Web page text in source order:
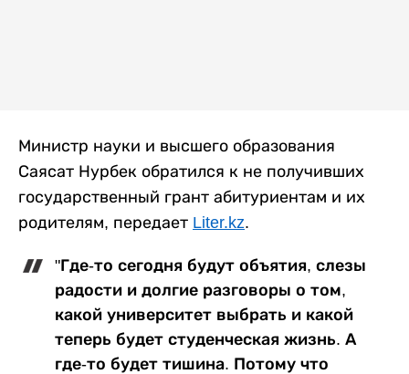
Министр науки и высшего образования
Саясат Нурбек обратился к не получивших
государственный грант абитуриентам и их
родителям, передает Liter.kz.
"Где-то сегодня будут объятия, слезы
радости и долгие разговоры о том,
какой университет выбрать и какой
теперь будет студенческая жизнь. А
где-то будет тишина. Потому что